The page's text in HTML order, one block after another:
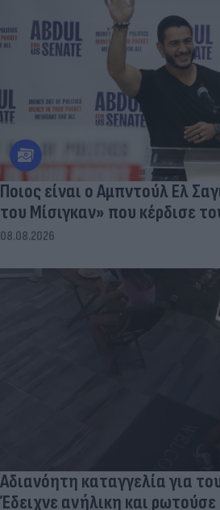
Ποιος είναι ο Αμπντούλ Ελ
του Μίσιγκαν» που κέρδισε
08.08.2026
Αδιανόητη καταγγελία για
Έδειχνε ανήλικη και